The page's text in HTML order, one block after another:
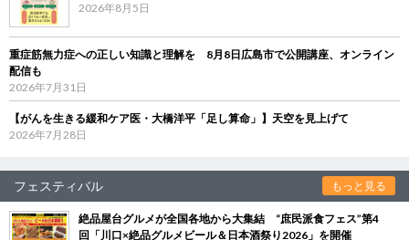
2026年8月5日
重症筋無力症への正しい知識と理解を 8月8日広島市で公開講座、オンライン
配信も
2026年7月31日
【がんを生きる緩和ケア医・大橋洋平「足し算命」】天空を見上げて
2026年7月28日
フェスティバル もっと見る
絶品屋台グルメが全国各地から大集結 “庶民派食フェス”第4
回「川口×絶品グルメビール＆日本酒祭り2026」を開催